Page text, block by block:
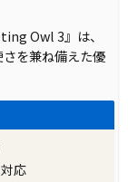
Owl 3』は、
を兼ね備えた優
応